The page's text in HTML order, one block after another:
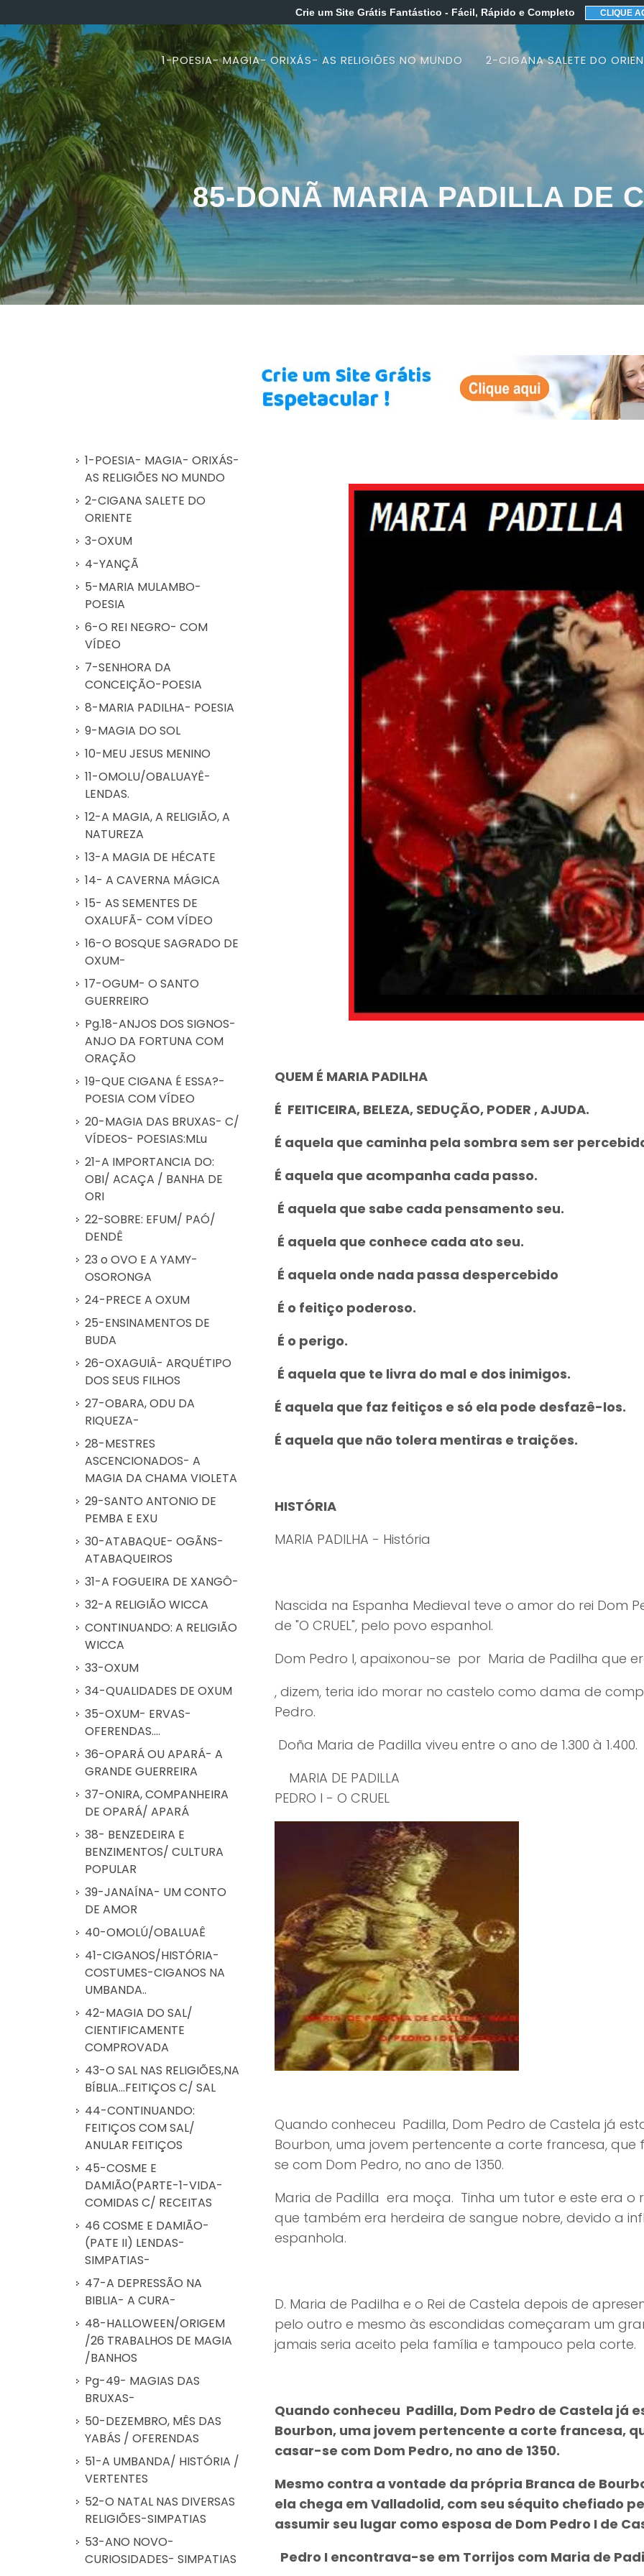
1-POESIA- MAGIA- ORIXÁS- AS RELIGIÕES NO MUNDO 2-CIGANA SALETE DO
85-DONÃ MARIA PADILLA DE
QUEM É MARIA PADILHA
É FEITICEIRA, BELEZA, SEDUÇÃO, PODER , AJUDA.
É aquela que caminha pela sombra sem ser
É aquela que acompanha cada passo.
É aquela que sabe cada pensamento seu.
É aquela que conhece cada ato seu.
É aquela onde nada passa despercebido
É o feitiço poderoso.
É o perigo.
É aquela que te livra do mal e dos inimigos.
É aquela que faz feitiços e só ela pode desfazê-los.
É aquela que não tolera mentiras e traições.
HISTÓRIA
MARIA PADILHA - História
Nascida na Espanha Medieval teve o amor do rei Dom
de "O CRUEL", pelo povo espanhol.
Dom Pedro I, apaixonou-se por Maria de Padilha que
, dizem, teria ido morar no castelo como dama de
Pedro.
Doña Maria de Padilla viveu entre o
MARIA DE
PEDRO I - O CRUEL
Quando conheceu Padilla, Dom Pedro de Castela já
Bourbon, uma jovem pertencente a corte francesa,
se com Dom Pedro, no ano de 1350.
Maria de Padilla era moça. Tinha um tutor e este era
que também era herdeira de sangue nobre, devido a
espanhola.
D. Maria de Padilha e o Rei de Castela depois de
pelo outro e mesmo às escondidas começaram um
jamais seria aceito pela família e tampouco pela corte.
Quando conheceu Padilla, Dom Pedro de Castela já
Bourbon, uma jovem pertencente a corte francesa,
casar-se com Dom Pedro, no ano de 1350.
Mesmo contra a vontade da própria Branca de
ela chega em Valladolid, com seu séquito chefiado
assumir seu lugar como esposa de Dom Pedro I de
Pedro I encontrava-se em Torrijos com Maria de
1-POESIA- MAGIA- ORIXÁS-
AS RELIGIÕES NO MUNDO
2-CIGANA SALETE DO
ORIENTE
3-OXUM
4-YANÇÃ
5-MARIA MULAMBO-
POESIA
6-O REI NEGRO- COM
VÍDEO
7-SENHORA DA
CONCEIÇÃO-POESIA
8-MARIA PADILHA- POESIA
9-MAGIA DO SOL
10-MEU JESUS MENINO
11-OMOLU/OBALUAYÊ-
LENDAS.
12-A MAGIA, A RELIGIÃO, A
NATUREZA
13-A MAGIA DE HÉCATE
14- A CAVERNA MÁGICA
15- AS SEMENTES DE
OXALUFÃ- COM VÍDEO
16-O BOSQUE SAGRADO DE
OXUM-
17-OGUM- O SANTO
GUERREIRO
Pg.18-ANJOS DOS SIGNOS-
ANJO DA FORTUNA COM
ORAÇÃO
19-QUE CIGANA É ESSA?-
POESIA COM VÍDEO
20-MAGIA DAS BRUXAS- C/
VÍDEOS- POESIAS:MLu
21-A IMPORTANCIA DO:
OBI/ ACAÇA / BANHA DE
ORI
22-SOBRE: EFUM/ PAÓ/
DENDÊ
23 o OVO E A YAMY-
OSORONGA
24-PRECE A OXUM
25-ENSINAMENTOS DE
BUDA
26-OXAGUIÂ- ARQUÉTIPO
DOS SEUS FILHOS
27-OBARA, ODU DA
RIQUEZA-
28-MESTRES
ASCENCIONADOS- A
MAGIA DA CHAMA VIOLETA
29-SANTO ANTONIO DE
PEMBA E EXU
30-ATABAQUE- OGÃNS-
ATABAQUEIROS
31-A FOGUEIRA DE XANGÔ-
32-A RELIGIÃO WICCA
CONTINUANDO: A RELIGIÃO
WICCA
33-OXUM
34-QUALIDADES DE OXUM
35-OXUM- ERVAS-
OFERENDAS....
36-OPARÁ OU APARÁ- A
GRANDE GUERREIRA
37-ONIRA, COMPANHEIRA
DE OPARÁ/ APARÁ
38- BENZEDEIRA E
BENZIMENTOS/ CULTURA
POPULAR
39-JANAÍNA- UM CONTO
DE AMOR
40-OMOLÚ/OBALUAÊ
41-CIGANOS/HISTÓRIA-
COSTUMES-CIGANOS NA
UMBANDA..
42-MAGIA DO SAL/
CIENTIFICAMENTE
COMPROVADA
43-O SAL NAS RELIGIÕES,NA
BÍBLIA...FEITIÇOS C/ SAL
44-CONTINUANDO:
FEITIÇOS COM SAL/
ANULAR FEITIÇOS
45-COSME E
DAMIÃO(PARTE-1-VIDA-
COMIDAS C/ RECEITAS
46 COSME E DAMIÃO-
(PATE II) LENDAS-
SIMPATIAS-
47-A DEPRESSÃO NA
BIBLIA- A CURA-
48-HALLOWEEN/ORIGEM
/26 TRABALHOS DE MAGIA
/BANHOS
Pg-49- MAGIAS DAS
BRUXAS-
50-DEZEMBRO, MÊS DAS
YABÁS / OFERENDAS
51-A UMBANDA/ HISTÓRIA /
VERTENTES
52-O NATAL NAS DIVERSAS
RELIGIÕES-SIMPATIAS
53-ANO NOVO-
CURIOSIDADES- SIMPATIAS
Crie um Site Grátis Fantástico - Fácil, Rápido e Completo CLIQUE